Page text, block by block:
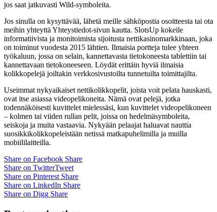
jos saat jatkuvasti Wild-symboleita.
Jos sinulla on kysyttävää, lähetä meille sähköpostia osoitteesta tai ota
meihin yhteyttä Yhteystiedot-sivun kautta. SlotsUp kokeile
informatiivista ja monitoimista sijoitusta nettikasinomarkkinaan, joka
on toiminut vuodesta 2015 lähtien. Ilmaisia ​​portteja tulee yhteen
työkaluun, jossa on selain, kannettavasta tietokoneesta tablettiin tai
kannettavaan tietokoneeseen. Löydät erittäin hyviä ilmaisia ​​
kolikkopelejä joiltakin verkkosivustoilta tunnetuilta toimittajilta.
Useimmat nykyaikaiset nettikolikkopelit, joista voit pelata hauskasti,
ovat itse asiassa videopelikoneita. Nämä ovat pelejä, jotka
todennäköisesti kuvittelet mielessäsi, kun kuvittelet videopelikoneen
– kolmen tai viiden rullan pelit, joissa on hedelmäsymboleita,
seiskoja ja muita vastaavia. Nykyään pelaajat haluavat nauttia
suosikkikolikkopeleistään netissä matkapuhelimilla ja muilla
mobiililaitteilla.
Share on Facebook Share
Share on TwitterTweet
Share on Pinterest Share
Share on LinkedIn Share
Share on Digg Share